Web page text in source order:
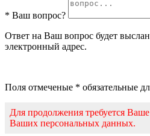
* Ваш вопрос?
Ответ на Ваш вопрос будет
электронный адрес.
Поля отмеченые * обязательные
Для продолжения требуется
Ваших персональных данных.